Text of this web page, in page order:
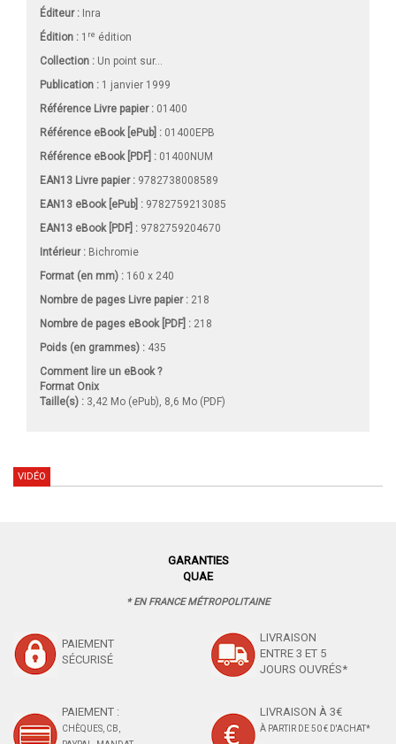
Éditeur : Inra
Édition : 1 re édition
Collection : Un point sur...
Publication : 1 janvier 1999
Référence Livre papier : 01400
Référence eBook [ePub] : 01400EPB
Référence eBook [PDF] : 01400NUM
EAN13 Livre papier : 9782738008589
EAN13 eBook [ePub] : 9782759213085
EAN13 eBook [PDF] : 9782759204670
Intérieur : Bichromie
Format (en mm) : 160 x 240
Nombre de pages Livre papier: 218
Nombre de pages eBook [PDF] : 218
Poids (en grammes) : 435
Comment lire un eBook ?
Format Onix
Taille(s) : 3,42 Mo (ePub), 8,6 Mo (PDF)
VIDÉO
GARANTIES
QUAE
* EN FRANCE MÉTROPOLITAINE
PAIEMENT
SÉCURISÉ
LIVRAISON
ENTRE 3 ET 5
JOURS OUVRÉS*
PAIEMENT :
CHÈQUES, CB,
LIVRAISON À 3€
À PARTIR DE 50 € D'ACHAT*